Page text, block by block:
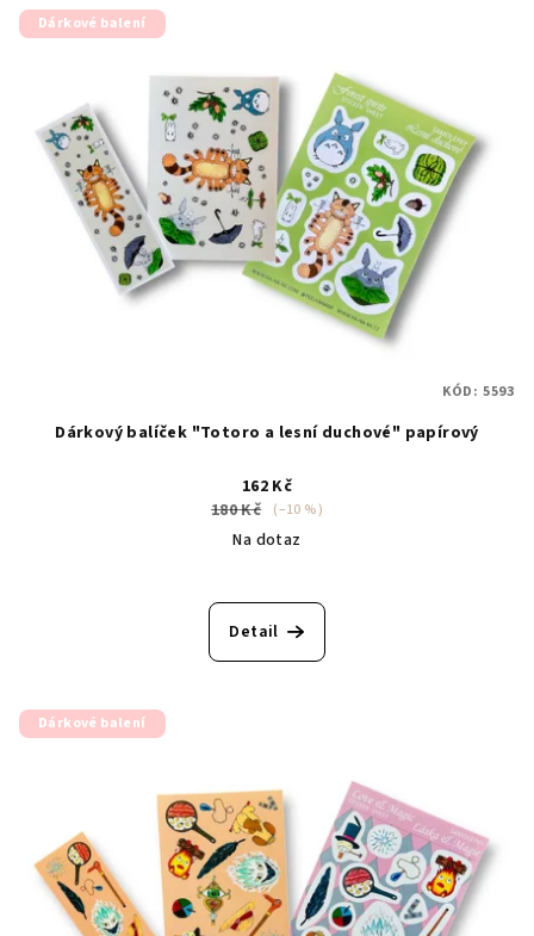
Dárkové balení
Dárkový balíček "Totoro a lesní duchové" papírový
162 Kč
180 Kč
(–10 %)
Na dotaz
Detail
KÓD: 5593
Dárkové balení